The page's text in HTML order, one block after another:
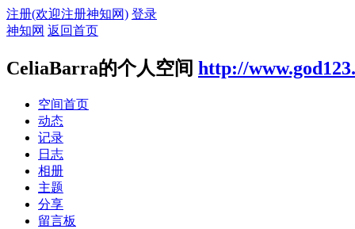
注册(欢迎注册神知网) 登录
神知网 返回首页
CeliaBarra的个人空间 http://
空间首页
动态
记录
日志
相册
主题
分享
留言板